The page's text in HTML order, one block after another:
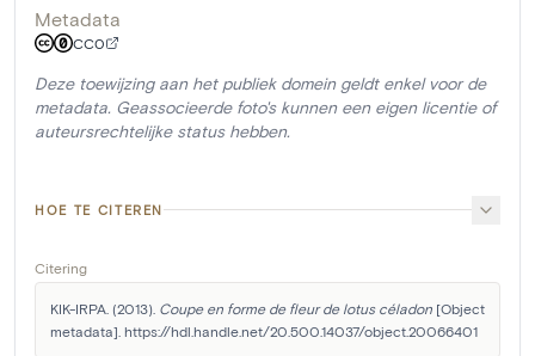
Metadata
CC0
Deze toewijzing aan het publiek domein geldt enkel voor de
metadata. Geassocieerde foto's kunnen een eigen licentie of
auteursrechtelijke status hebben.
HOE TE CITEREN
Citering
KIK-IRPA. (2013). Coupe en forme de fleur de lotus céladon [Object
metadata]. https://hdl.handle.net/20.500.14037/object.20066401